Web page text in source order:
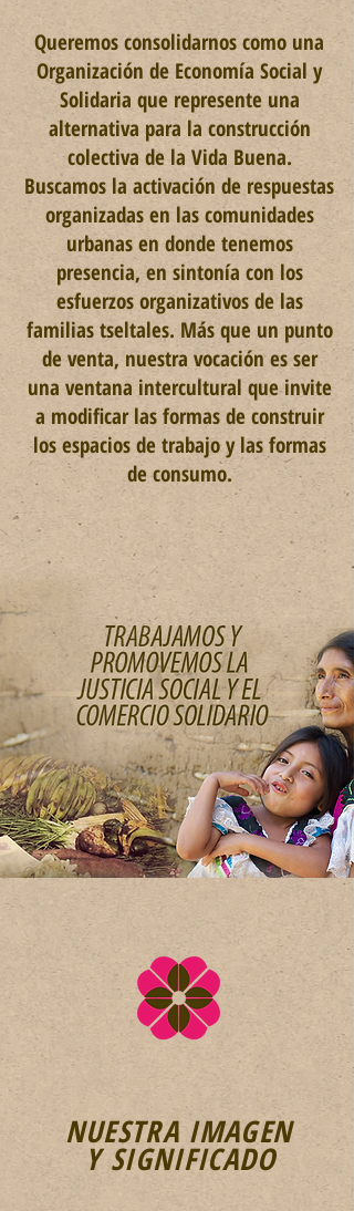
Queremos consolidarnos como una
Organización de Economía Social y
Solidaria que represente una
alternativa para la construcción
colectiva de la Vida Buena.
Buscamos la activación de respuestas
organizadas en las comunidades
urbanasen donde tenemos
presencia, en sintonía con los
esfuerzos organizativos de las
familias tseltales. Más que un punto
de venta, nuestra vocación es ser
una ventana intercultural que invite
a modificar las formas de construir
losespaciosde trabajo y las formas
de consumo.
NUESTRA IMAGEN
Y SIGNIFICADO